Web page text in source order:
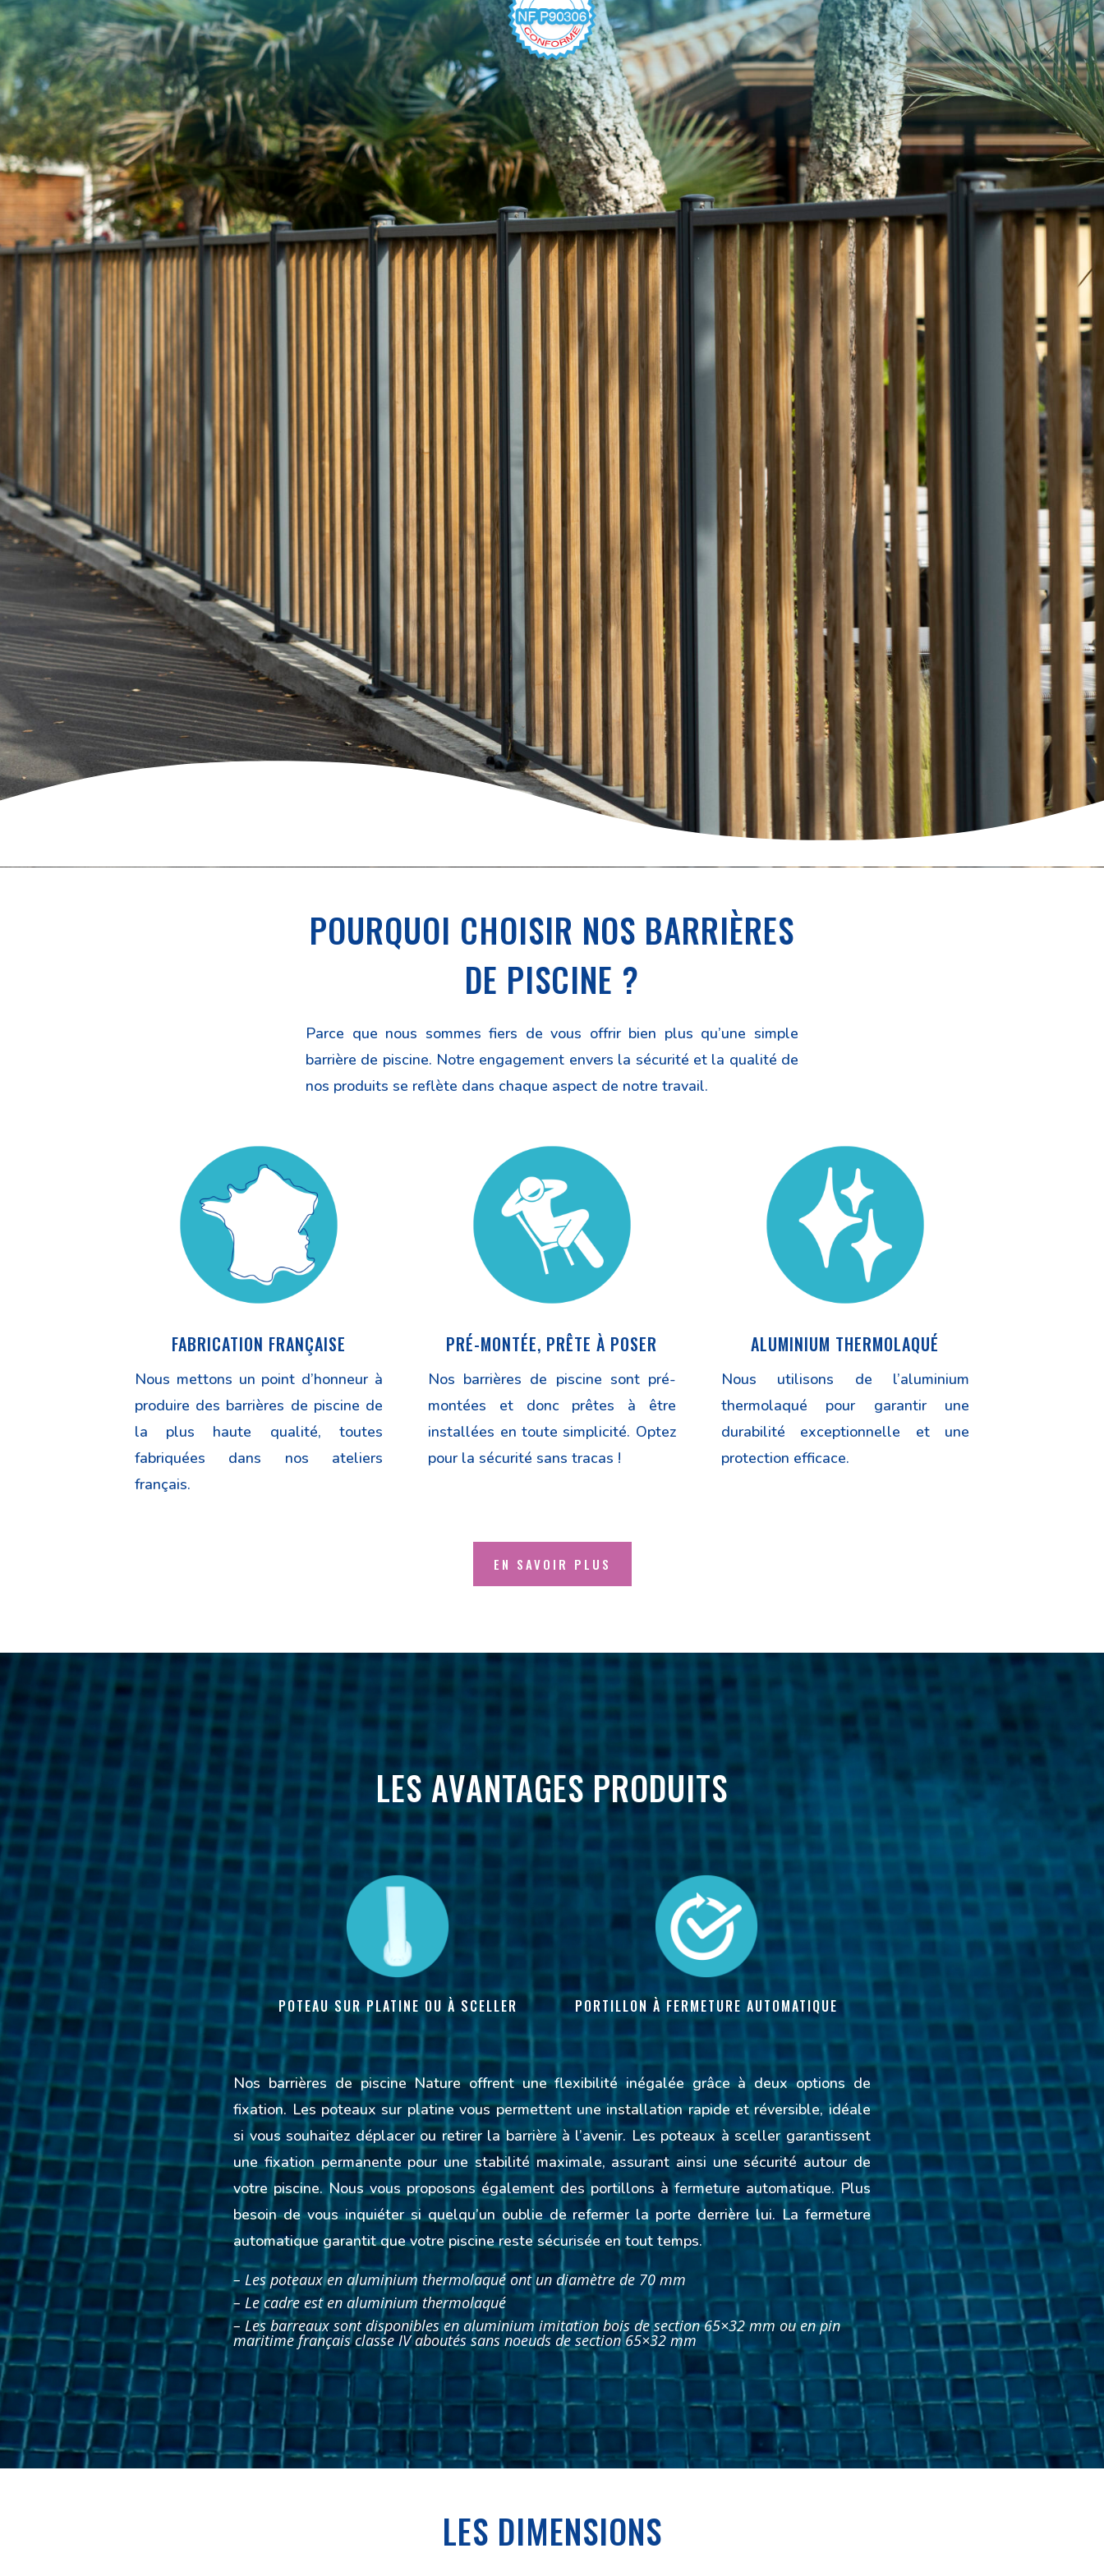
POURQUOI CHOISIR NOS BARRIÈRES
DE PISCINE ?
Parce que nous sommes fiers de vous offrir bien plus qu’une simple
barrière de piscine. Notre engagement envers la sécurité et la qualité de
nos produits se reflète dans chaque aspect de notre travail.
FABRICATION FRANÇAISE
Nous mettons un point d’honneur à
produire des barrières de piscine de
la plus haute qualité, toutes
fabriquées dans nos ateliers
français.
PRÉ-MONTÉE, PRÊTE À POSER
Nos barrières de piscine sont pré-
montées et donc prêtes à être
installées en toute simplicité. Optez
pour la sécurité sans tracas !
ALUMINIUM THERMOLAQUÉ
Nous utilisons de l’aluminium
thermolaqué pour garantir une
durabilité exceptionnelle et une
protection efficace.
EN SAVOIR PLUS
LES AVANTAGES PRODUITS
POTEAU SUR PLATINE OU À SCELLER PORTILLON À FERMETURE AUTOMATIQUE
Nos barrières de piscine Nature offrent une flexibilité inégalée grâce à deux options de
fixation. Les poteaux sur platine vous permettent une installation rapide et réversible, idéale
si vous souhaitez déplacer ou retirer la barrière à l’avenir. Les poteaux à sceller garantissent
une fixation permanente pour une stabilité maximale, assurant ainsi une sécurité autour de
votre piscine. Nous vous proposons également des portillons à fermeture automatique. Plus
besoin de vous inquiéter si quelqu’un oublie de refermer la porte derrière lui. La fermeture
automatique garantit que votre piscine reste sécurisée en tout temps.
– Les poteaux en aluminium thermolaqué ont un diamètre de 70 mm
– Le cadre est en aluminium thermolaqué
– Les barreaux sont disponibles en aluminium imitation bois de section 65×32 mm ou en pin
maritime français classe IV aboutés sans noeuds de section 65×32 mm
LES DIMENSIONS